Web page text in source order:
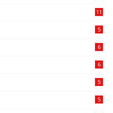
11
5
6
6
5
5